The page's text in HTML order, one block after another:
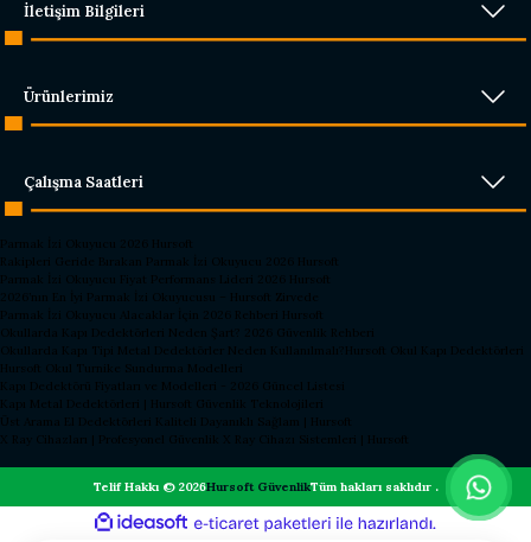
İletişim Bilgileri
Ürünlerimiz
Çalışma Saatleri
Parmak İzi Okuyucu 2026 Hursoft
Rakipleri Geride Bırakan Parmak İzi Okuyucu 2026 Hursoft
Parmak İzi Okuyucu Fiyat Performans Lideri 2026 Hursoft
2026’nın En İyi Parmak İzi Okuyucusu – Hursoft Zirvede
Parmak İzi Okuyucu Alacaklar İçin 2026 Rehberi Hursoft
Okullarda Kapı Dedektörleri Neden Şart? 2026 Güvenlik Rehberi
Okullarda Kapı Tipi Metal Dedektörler Neden Kullanılmalı?Hursoft Okul Kapı Dedektörleri
Hursoft Okul Turnike Sundurma Modelleri
Kapı Dedektörü Fiyatları ve Modelleri - 2026 Güncel Listesi
Kapı Metal Dedektörleri | Hursoft Güvenlik Teknolojileri
Üst Arama El Dedektörleri Kaliteli Dayanıklı Sağlam | Hursoft
X Ray Cihazları | Profesyonel Güvenlik X Ray Cihazı Sistemleri | Hursoft
Telif Hakkı © 2026Hursoft GüvenlikTüm hakları saklıdır .
ideasoft
e-